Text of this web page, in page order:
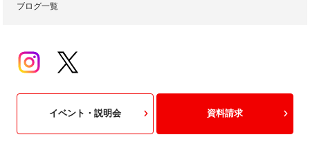
ブログ一覧
イベント・説明会 資料請求